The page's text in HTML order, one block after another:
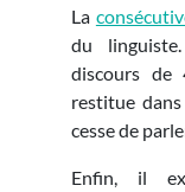
La
du
discours
restitue
cesse de
Enfin, il